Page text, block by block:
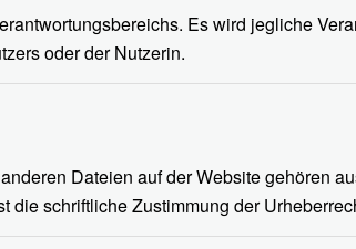
Es wird jegliche
oder der Nutzerin.
Dateien auf der Website gehören
schriftliche Zustimmung der